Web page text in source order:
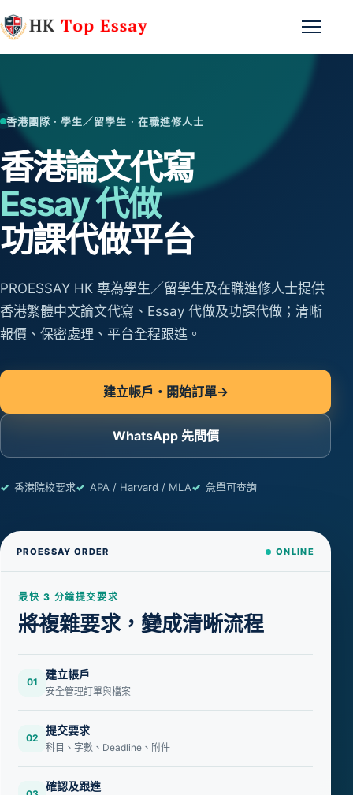
香港團隊 · 學生／留學生 · 在職進修人士
香港論文代寫
Essay 代做
功課代做平台
PROESSAY HK 專為學生／留學生及在職進修人士提供
香港繁體中文論文代寫、Essay 代做及功課代做；清晰
報價、保密處理、平台全程跟進。
建立帳戶・開始訂單→
WhatsApp 先問價
香港院校要求 APA / Harvard / MLA 急單可查詢
PROESSAY ORDER ONLINE
最快 3 分鐘提交要求
將複雜要求，變成清晰流程
01
建立帳戶
安全管理訂單與檔案
02
提交要求
科目、字數、Deadline、附件
確認及跟進